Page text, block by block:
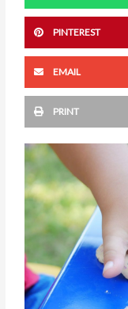
PINTEREST
EMAIL
PRINT